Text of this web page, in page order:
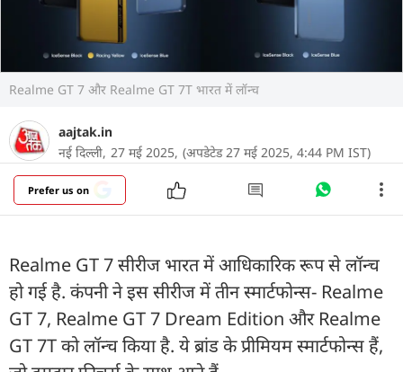
Realme GT 7 और Realme GT 7T भारत में लॉन्च
aajtak.in
नई दिल्ली, 27 मई 2025, (अपडेटेड 27 मई 2025, 4:44 PM IST)
Prefer us on
Realme GT 7 सीरीज भारत में आधिकारिक रूप से लॉन्च
हो गई है. कंपनी ने इस सीरीज में तीन स्मार्टफोन्स- Realme
GT 7, Realme GT 7 Dream Edition और Realme
GT 7T को लॉन्च किया है. ये ब्रांड के प्रीमियम स्मार्टफोन्स हैं,